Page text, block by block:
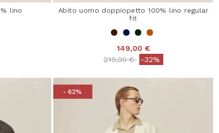
lino
Abito uomo doppiopetto 100% lino regular
fit
149,00 €
Price reduced from
219,00 €to-32%
- 62%